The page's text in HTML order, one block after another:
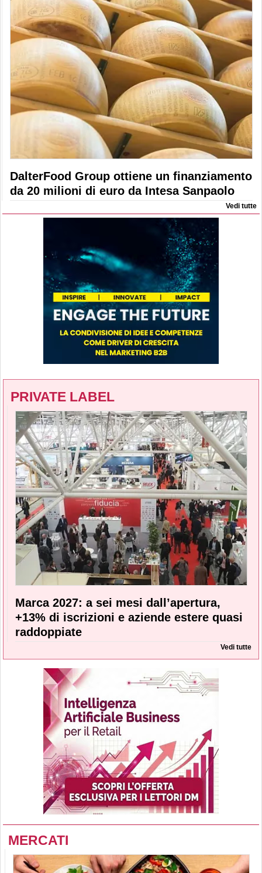
DalterFood Group ottiene un finanziamento
da 20 milioni di euro da Intesa Sanpaolo
Vedi tutte
PRIVATE LABEL
Marca 2027: a sei mesi dall’apertura,
+13% di iscrizioni e aziende estere quasi
raddoppiate
Vedi tutte
MERCATI